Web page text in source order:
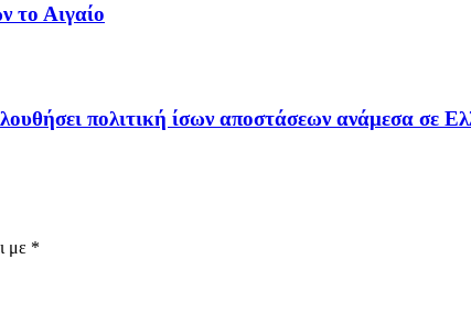
το Αιγαίο
πολιτική ίσων αποστάσεων ανάμεσα σε
με *